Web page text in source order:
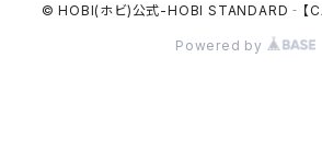
© HOBI(ホビ)公式-HOBI STANDARD‐【
Powered by